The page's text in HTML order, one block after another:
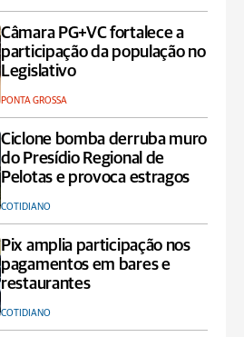
Câmara PG+VC fortalece a
participação da população no
Legislativo
PONTA GROSSA
Ciclone bomba derruba muro
do Presídio Regional de
Pelotas e provoca estragos
COTIDIANO
Pix amplia participação nos
pagamentos em bares e
restaurantes
COTIDIANO